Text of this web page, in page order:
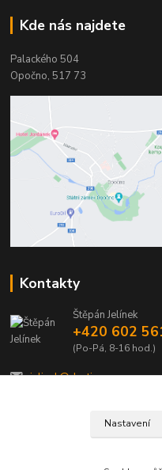
Kde nás najdete
Palackého 504
Opočno, 517 73
Kontakty
Štěpán Jelínek
+420 602
(Po-Pá, 8-16 hod.)
jelinek@dentia.cz
Nastavení